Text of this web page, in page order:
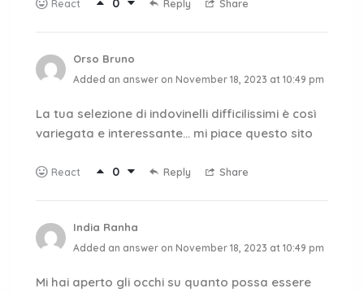
React 0 Reply Share
Orso Bruno
Added an answer on November 18, 2023 at 10:49 pm
La tua selezione di indovinelli difficilissimi è così
variegata e interessante… mi piace questo sito
React 0 Reply Share
India Ranha
Added an answer on November 18, 2023 at 10:49 pm
Mi hai aperto gli occhi su quanto possa essere